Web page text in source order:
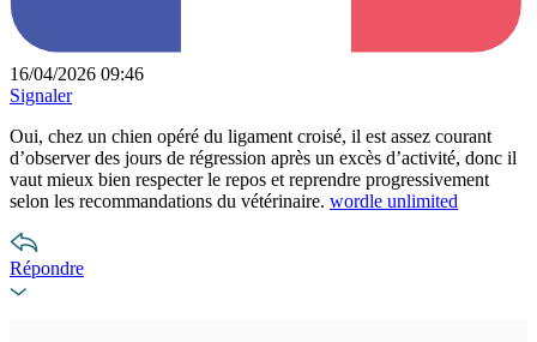
16/04/2026 09:46
Signaler
Oui, chez un chien opéré du ligament croisé, il est assez courant
d’observer des jours de régression après un excès d’activité, donc il
vaut mieux bien respecter le repos et reprendre progressivement
selon les recommandations du vétérinaire. wordle unlimited
Répondre